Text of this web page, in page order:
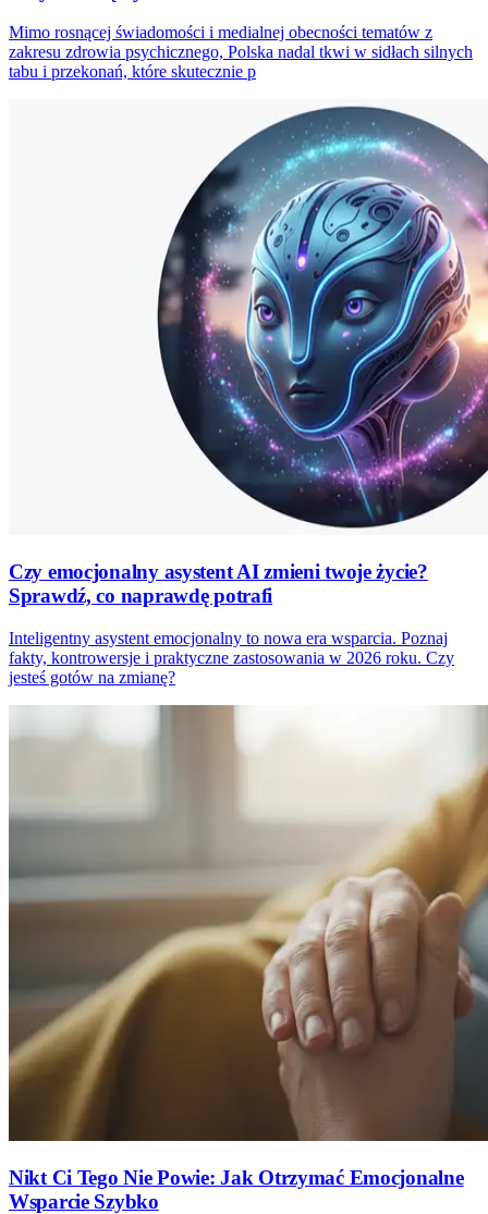
Mimo rosnącej świadomości i medialnej obecności tematów z
zakresu zdrowia psychicznego, Polska nadal tkwi w sidłach silnych
tabu i przekonań, które skutecznie p
Czy emocjonalny asystent AI zmieni twoje życie?
Sprawdź, co naprawdę potrafi
Inteligentny asystent emocjonalny to nowa era wsparcia. Poznaj
fakty, kontrowersje i praktyczne zastosowania w 2026 roku. Czy
jesteś gotów na zmianę?
Nikt Ci Tego Nie Powie: Jak Otrzymać Emocjonalne
Wsparcie Szybko